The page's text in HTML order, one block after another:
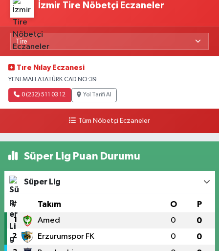
İzmir Tire Nöbetçi Eczaneler
Tıre Nılay Eczanesi
YENI MAH.ATATÜRK CAD.NO:39
0 (232) 511 03 12 Yol Tarifi Al
Tüm Nöbetçi Eczaneler
Süper Lig Puan Durumu
Süper Lig
# Takım O P
1 Amed 0 0
2 Erzurumspor FK 0 0